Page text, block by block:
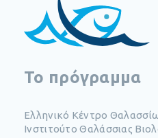
To πρόγραμμα
Ελληνικό Κέντρο
Ινστιτούτο Θαλάσσιας